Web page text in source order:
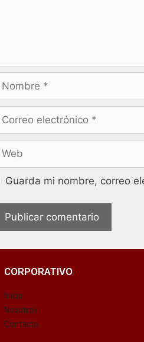
Guarda mi nombre, correo
CORPORATIVO
Inicio
Nosotros
Contacto